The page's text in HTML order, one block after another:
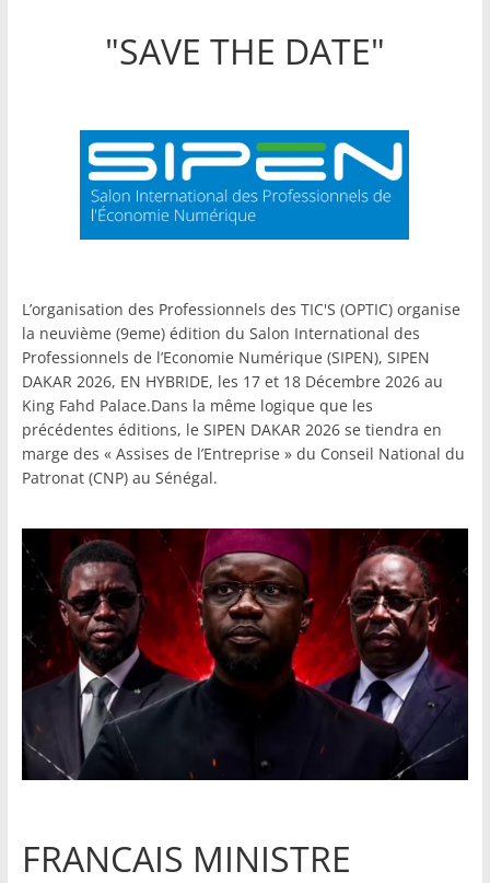
"SAVE THE DATE"
L’organisation des Professionnels des TIC'S (OPTIC) organise
la neuvième (9eme) édition du Salon International des
Professionnels de l’Economie Numérique (SIPEN), SIPEN
DAKAR 2026, EN HYBRIDE, les 17 et 18 Décembre 2026 au
King Fahd Palace.Dans la même logique que les
précédentes éditions, le SIPEN DAKAR 2026 se tiendra en
marge des « Assises de l’Entreprise » du Conseil National du
Patronat (CNP) au Sénégal.
FRANCAIS MINISTRE